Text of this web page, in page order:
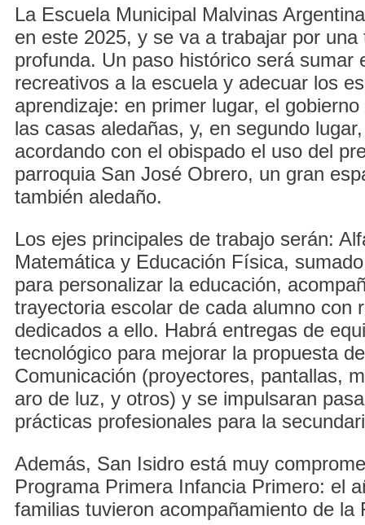
La Escuela Municipal Malvinas
en este 2025, y se va a trabajar por una
profunda. Un paso histórico será sumar
recreativos a la escuela y adecuar los
aprendizaje: en primer lugar, el
las casas aledañas, y, en segundo
acordando con el obispado el uso del
parroquia San José Obrero, un gran
también aledaño.
Los ejes principales de trabajo serán:
Matemática y Educación Física,
para personalizar la educación,
trayectoria escolar de cada alumno con
dedicados a ello. Habrá entregas de
tecnológico para mejorar la propuesta
Comunicación (proyectores, pantallas,
aro de luz, y otros) y se impulsaran
prácticas profesionales para la
Además, San Isidro está muy
Programa Primera Infancia Primero: el
familias tuvieron acompañamiento de la